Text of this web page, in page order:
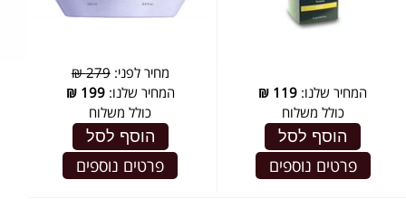
המחיר שלנו: 119
₪
כולל משלוח
הוסף לסל
פרטים נוספים
מחיר לפני:279 ₪
המחיר שלנו:199
₪
כולל משלוח
הוסף לסל
פרטים נוספים